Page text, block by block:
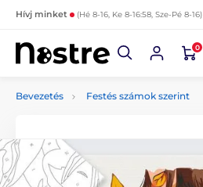
Hívj minket (Hé 8-16, Ke 8-16:58, Sze-Pé 8-16)
0
Bevezetés Festés számok szerint